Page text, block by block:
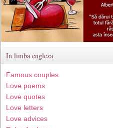
In limba engleza
Famous couples
Love poems
Love quotes
Love letters
Love advices